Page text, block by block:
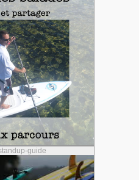
guide